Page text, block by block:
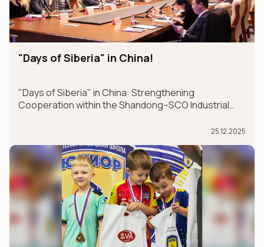
"Days of Siberia" in China!
"Days of Siberia" in China: Strengthening
Cooperation within the Shandong–SCO Industrial
25.12.2025